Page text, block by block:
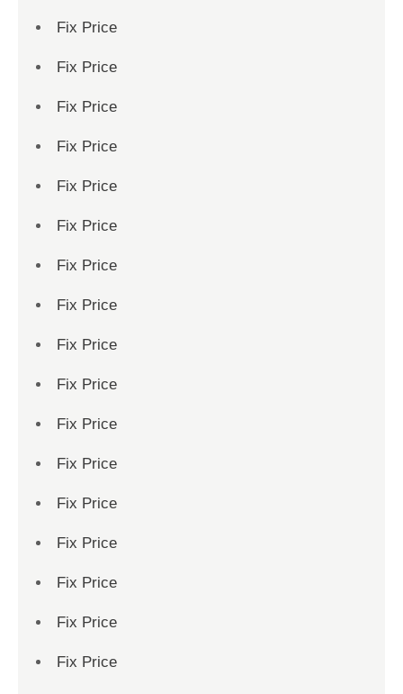
Fix Price
Fix Price
Fix Price
Fix Price
Fix Price
Fix Price
Fix Price
Fix Price
Fix Price
Fix Price
Fix Price
Fix Price
Fix Price
Fix Price
Fix Price
Fix Price
Fix Price